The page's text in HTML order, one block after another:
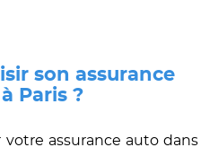
son assurance
Paris ?
assurance auto dans